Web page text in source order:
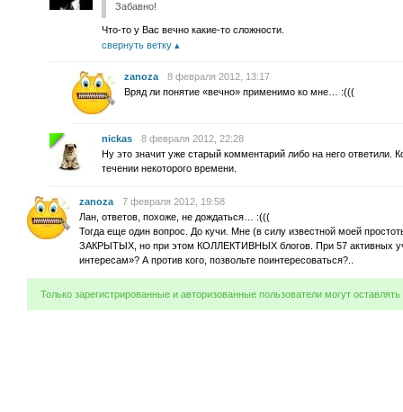
Забавно!
Что-то у Вас вечно какие-то сложности.
свернуть ветку
zanoza
8 февраля 2012, 13:17
Вряд ли понятие «вечно» применимо ко мне… :(((
nickas
8 февраля 2012, 22:28
Ну это значит уже старый комментарий либо на него ответили.
течении некоторого времени.
zanoza
7 февраля 2012, 19:58
Лан, ответов, похоже, не дождаться… :(((
Тогда еще один вопрос. До кучи. Мне (в силу известной моей
ЗАКРЫТЫХ, но при этом КОЛЛЕКТИВНЫХ блогов. При 57 активных
интересам»? А против кого, позвольте поинтересоваться?..
Только зарегистрированные и авторизованные пользователи могут